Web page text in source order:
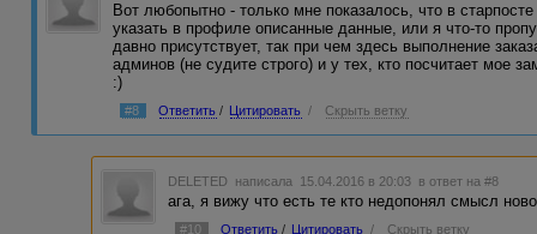
Вот любопытно - только мне показалось, что в
указать в профиле описанные данные, или я что-то
давно присутствует, так при чем здесь выполнение
админов (не судите строго) и у тех, кто посчитает мое
:)
#8 Ответить / Цитировать / Скрыть ветку
DELETED написала 15.04.2016 в 20:03 в ответ на #8
ага, я вижу что есть те кто недопонял смысл
#10 Ответить / Цитировать / Скрыть ветку